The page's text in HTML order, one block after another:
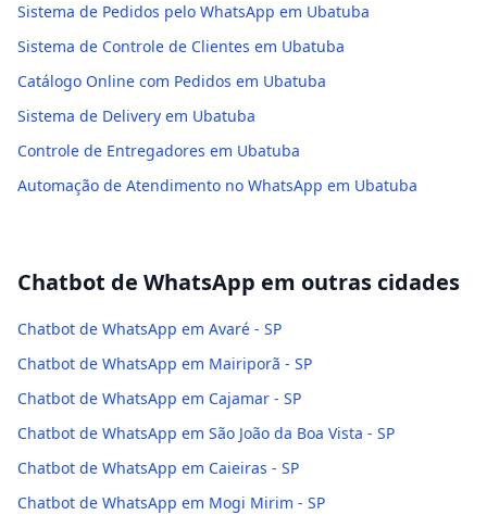
Sistema de Pedidos pelo WhatsApp em Ubatuba
Sistema de Controle de Clientes em Ubatuba
Catálogo Online com Pedidos em Ubatuba
Sistema de Delivery em Ubatuba
Controle de Entregadores em Ubatuba
Automação de Atendimento no WhatsApp em Ubatuba
Chatbot de WhatsApp em outras cidades
Chatbot de WhatsApp em Avaré - SP
Chatbot de WhatsApp em Mairiporã - SP
Chatbot de WhatsApp em Cajamar - SP
Chatbot de WhatsApp em São João da Boa Vista - SP
Chatbot de WhatsApp em Caieiras - SP
Chatbot de WhatsApp em Mogi Mirim - SP